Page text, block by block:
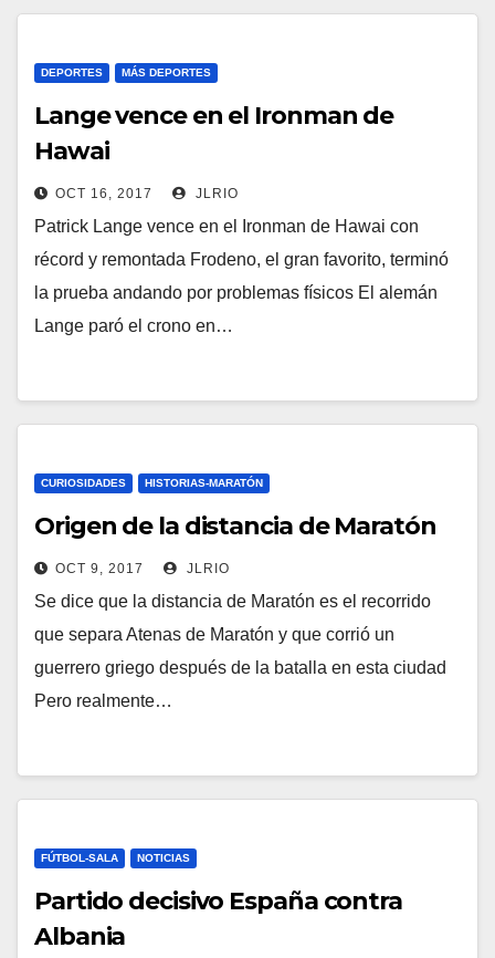
DEPORTES MÁS DEPORTES
Lange vence en el Ironman de
Hawai
OCT 16, 2017 JLRIO
Patrick Lange vence en el Ironman de Hawai con
récord y remontada Frodeno, el gran favorito, terminó
la prueba andando por problemas físicos El alemán
Lange paró el crono en…
CURIOSIDADES HISTORIAS-MARATÓN
Origen de la distancia de Maratón
OCT 9, 2017 JLRIO
Se dice que la distancia de Maratón es el recorrido
que separa Atenas de Maratón y que corrió un
guerrero griego después de la batalla en esta ciudad
Pero realmente…
FÚTBOL-SALA NOTICIAS
Partido decisivo España contra
Albania